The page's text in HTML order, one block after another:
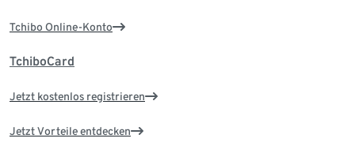
Tchibo Online-Konto
TchiboCard
Jetzt kostenlos registrieren
Jetzt Vorteile entdecken